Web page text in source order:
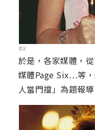
©X
於是，各家媒體，
媒體Page Six…等
人當門擋」為題報